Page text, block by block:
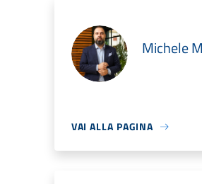
Michele
VAI ALLA PAGINA